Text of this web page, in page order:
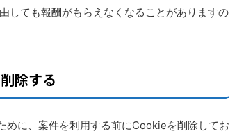
しても報酬がもらえなくなることがありますの
除する
に、案件を利用する前にCookieを削除してお